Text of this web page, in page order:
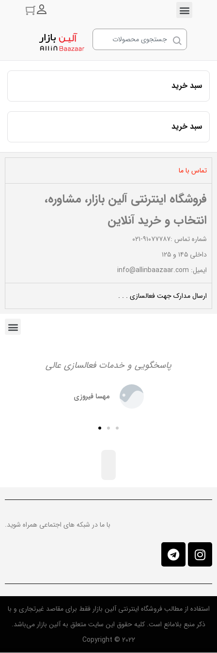
ورود به
سبد خرید
سبد خرید
تماس با ما
فروشگاه اینترنتی آلین بازار، مشاوره،
انتخاب و خرید آنلاین
شماره تماس :۹۱۰۷۷۷۸۷-۰۲۱
داخلی ۱۴۵ و ۱۲۵
ایمیل: info@allinbaazaar.com
ارسال مدارک جهت فعالسازی . . .
پاسخگویی و خدمات فعالسازی عالی
مهسا فیروزی
با ما در شبکه های اجتماعی همراه شوید.
استفاده از مطالب فروشگاه اینترنتی آلین بازار فقط برای مقاصد غیرتجاری و با
ذکر منبع بلامانع است. کلیه حقوق این سایت متعلق به آلین بازار می‌باشد.
Copyright © 2022